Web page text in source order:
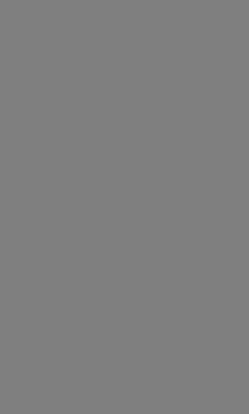
écoute
sur-mesure et repartez